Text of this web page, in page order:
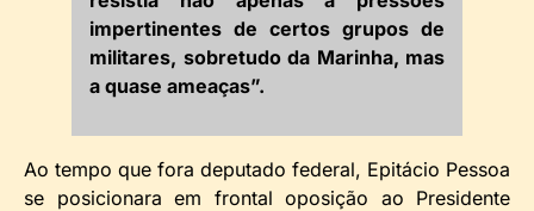
impertinentes de certos grupos de
militares, sobretudo da Marinha, mas
a quase ameaças”.
Ao tempo que fora deputado federal, Epitácio Pessoa
se posicionara em frontal oposição ao Presidente